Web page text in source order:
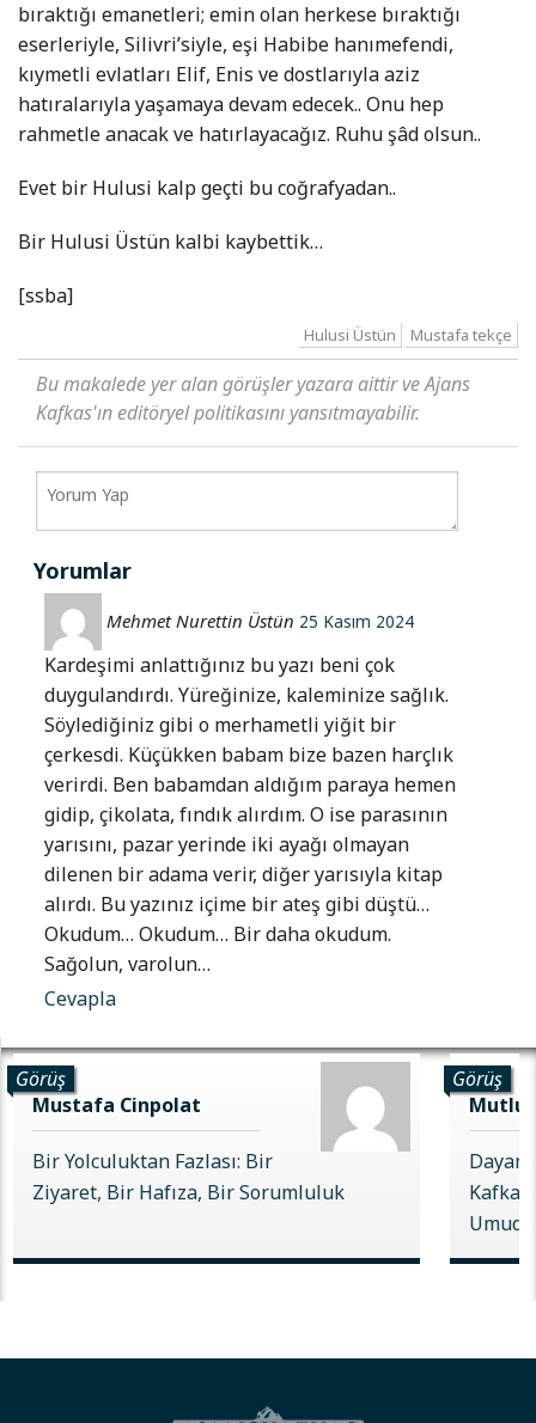
bıraktığı emanetleri; emin olan herkese bıraktığı
eserleriyle, Silivri’siyle, eşi Habibe hanımefendi,
kıymetli evlatları Elif, Enis ve dostlarıyla aziz
hatıralarıyla yaşamaya devam edecek.. Onu hep
rahmetle anacak ve hatırlayacağız. Ruhu şâd olsun..
Evet bir Hulusi kalp geçti bu coğrafyadan..
Bir Hulusi Üstün kalbi kaybettik…
[ssba]
Hulusi Üstün Mustafa tekçe
Bu makalede yer alan görüşler yazara aittir ve Ajans
Kafkas'ın editöryel politikasını yansıtmayabilir.
Yorumlar
Mehmet Nurettin Üstün 25 Kasım 2024
Kardeşimi anlattığınız bu yazı beni çok
duygulandırdı. Yüreğinize, kaleminize sağlık.
Söylediğiniz gibi o merhametli yiğit bir
çerkesdi. Küçükken babam bize bazen harçlık
verirdi. Ben babamdan aldığım paraya hemen
gidip, çikolata, fındık alırdım. O ise parasının
yarısını, pazar yerinde iki ayağı olmayan
dilenen bir adama verir, diğer yarısıyla kitap
alırdı. Bu yazınız içime bir ateş gibi düştü…
Okudum… Okudum… Bir daha okudum.
Sağolun, varolun…
Cevapla
Görüş
Mustafa Cinpolat
Bir Yolculuktan Fazlası: Bir
Ziyaret, Bir Hafıza, Bir Sorumluluk
Görüş
Mutlu
Kafkas
Umudu